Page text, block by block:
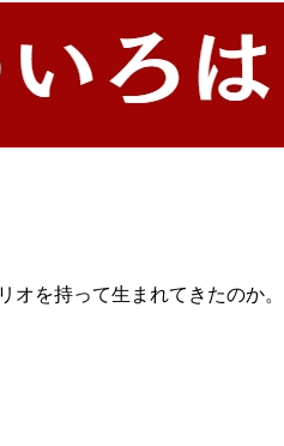
を持って生まれてきたのか。